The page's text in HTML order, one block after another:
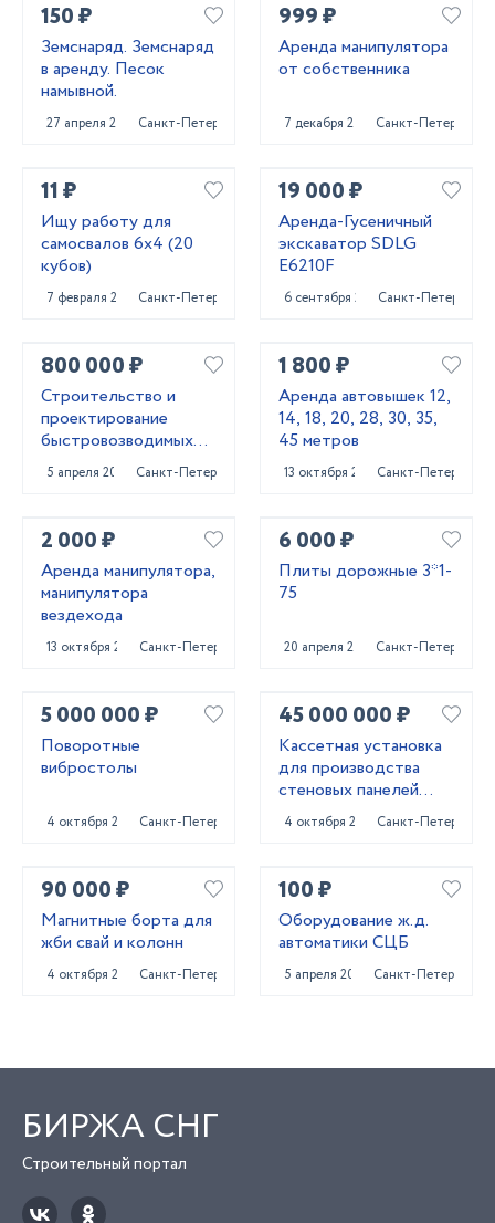
150 ₽
Земснаряд. Земснаряд
в аренду. Песок
намывной.
27 апреля 2023 Санкт-Петербург
999 ₽
Аренда манипулятора
от собственника
7 декабря 2023 Санкт-Петербург
11 ₽
Ищу работу для
самосвалов 6х4 (20
кубов)
7 февраля 2023 Санкт-Петербург
19 000 ₽
Аренда-Гусеничный
экскаватор SDLG
E6210F
6 сентября 2023Санкт-Петербург
800 000 ₽
Строительство и
проектирование
быстровозводимых
зданий для бизнеса
5 апреля 2024 Санкт-Петербург
1 800 ₽
Аренда автовышек 12,
14, 18, 20, 28, 30, 35,
45 метров
13 октября 2023Санкт-Петербург
2 000 ₽
Аренда манипулятора,
манипулятора
вездехода
13 октября 2023Санкт-Петербург
6 000 ₽
Плиты дорожные 3*1-
75
20 апреля 2023 Санкт-Петербург
5 000 000 ₽
Поворотные
вибростолы
4 октября 2024Санкт-Петербург
45 000 000 ₽
Кассетная установка
для производства
стеновых панелей
ЖБИ
4 октября 2024Санкт-Петербург
90 000 ₽
Магнитные борта для
жби свай и колонн
4 октября 2024Санкт-Петербург
100 ₽
Оборудование ж.д.
автоматики СЦБ
5 апреля 2022 Санкт-Петербург
БИРЖА СНГ
Строительный портал